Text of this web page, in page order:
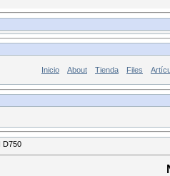
Inicio About Tienda Files
D750